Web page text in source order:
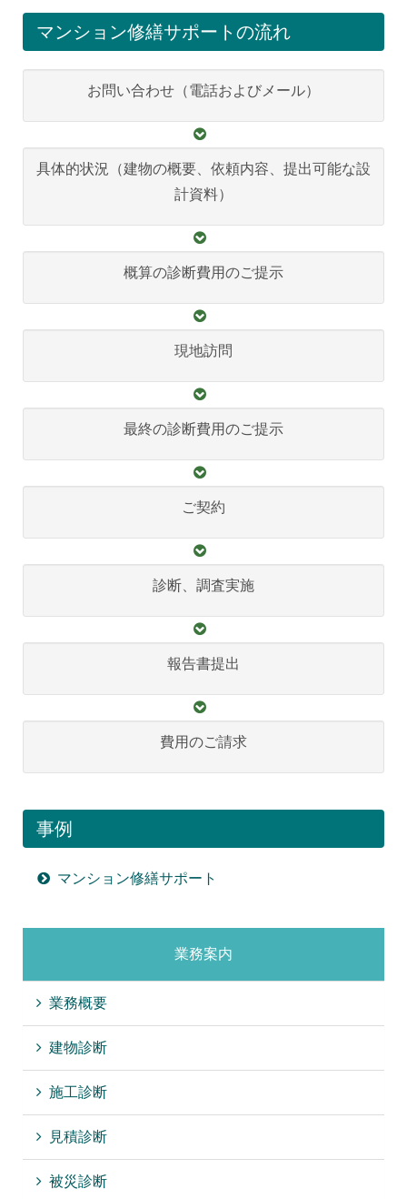
マンション修繕サポートの流れ
お問い合わせ（電話およびメール）
具体的状況（建物の概要、依頼内容、提出可能な設
計資料）
概算の診断費用のご提示
現地訪問
最終の診断費用のご提示
ご契約
診断、調査実施
報告書提出
費用のご請求
事例
マンション修繕サポート
業務案内
業務概要
建物診断
施工診断
見積診断
被災診断